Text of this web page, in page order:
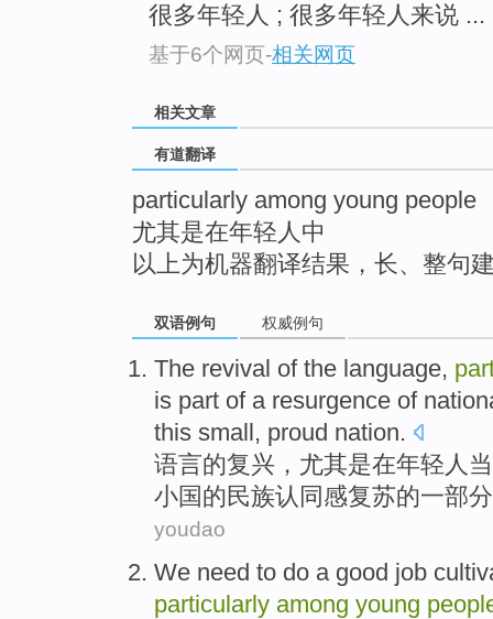
很多年轻人 ; 很多年轻人来说 ...
基于6个网页-相关网页
相关文章
有道翻译
particularly among young people
尤其是在年轻人中
以上为机器翻译结果，长、整句
双语例句 权威例句
The revival ofthe language,
is part ofa resurgence of
this small, proud nation.
语言的复兴 ， 尤其是在年轻人
小国的 民族认同感复苏的一部分
youdao
We need to do a good job
particularly among young